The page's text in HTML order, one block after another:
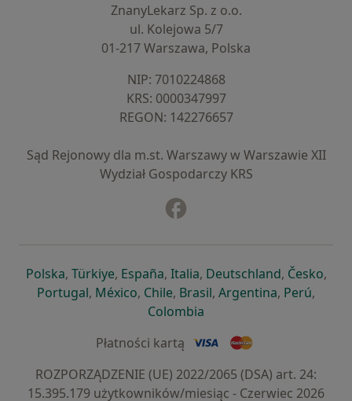
ZnanyLekarz Sp. z o.o.
ul. Kolejowa 5/7
01-217 Warszawa, Polska
NIP: ⁠7010224868
KRS: ⁠0000347997
REGON: ⁠142276657
Sąd Rejonowy dla m.st. Warszawy w Warszawie XII
Wydział Gospodarczy KRS
Polskaotwiera się w nowej karcie
, Türkiyeotwiera się w nowej karcie
, Españaotwiera się w nowej karcie
, Italiaotwiera się w nowej
, Deutschlandotwiera się
, Česko,
Portugalotwiera się w nowej karcie
, Méxicootwiera się w nowej karcie
, Chileotwiera się w nowej karcie
, Brasilotwiera się w nowej
, Argentinaotwiera się
, Perú,
Colombia
Płatności kartą
ROZPORZĄDZENIE (UE) 2022/2065 (DSA) art. 24:
15.395.179 użytkowników/miesiąc - Czerwiec 2026